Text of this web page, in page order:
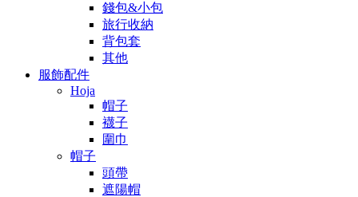
錢包&小包
旅行收納
背包套
其他
服飾配件
Hoja
帽子
襪子
圍巾
帽子
頭帶
遮陽帽